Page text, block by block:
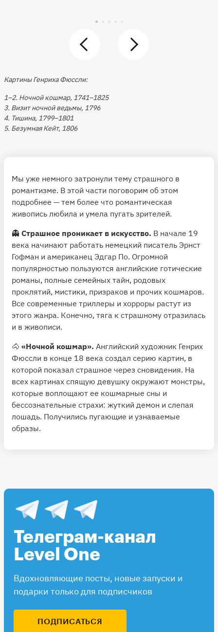
Картины Генриха Фюссли:
1–2. Ночной кошмар, 1741–1825
3. Визит ночной ведьмы, 1796
4. Тишина, 1799–1801
5. Безумная Кейт, 1806
Мы уже немного затронули тему страшного в
романтизме. В этой части поговорим об этом
подробнее — тем более что романтическая
живопись любила и умела пугать зрителей.
👻 Страшное проникает в искусство. В начале 19
века начинают работать немецкий писатель Эрнст
Гофман и американец Эдгар По. Огромной
популярностью пользуются английские готические
романы, полные семейных тайн, родовых
проклятий, мистики, призраков и прочих кошмаров.
Все современные триллеры и хорроры растут из
этого жанра. Конечно, тяга к страшному отразилась
и в живописи.
🐴 «Ночной кошмар». Английский художник Генрих
Фюссли в конце 18 века создал серию картин, в
которой показал страшное через сновидения. На
всех картинах спящую девушку окружают монстры,
которые воплощают ее кошмарные сны и
бессознательные страхи: жуткий демон и слепая
лошадь. Получились пугающие и узнаваемые
образы.
Телеграм-канал
Level One
Вдохновляющие посты, новые запуски и
подарки только для подписчиков
ПОДПИСАТЬСЯ